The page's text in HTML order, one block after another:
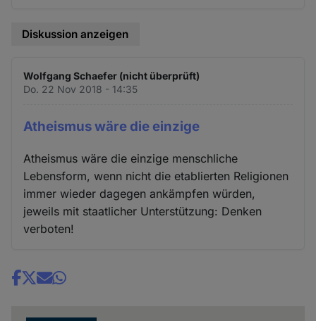
Diskussion anzeigen
Wolfgang Schaefer (nicht überprüft)
Do. 22 Nov 2018 - 14:35
Atheismus wäre die einzige
Atheismus wäre die einzige menschliche
Lebensform, wenn nicht die etablierten Religionen
immer wieder dagegen ankämpfen würden,
jeweils mit staatlicher Unterstützung: Denken
verboten!
Share